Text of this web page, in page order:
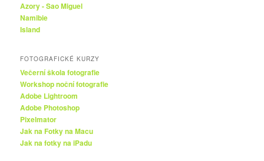
Azory - Sao Miguel
Namibie
Island
FOTOGRAFICKÉ KURZY
Večerní škola fotografie
Workshop noční fotografie
Adobe Lightroom
Adobe Photoshop
Pixelmator
Jak na Fotky na Macu
Jak na fotky na iPadu